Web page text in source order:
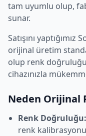
tam uyumlu olup,
sunar.
Satışını yaptığımız
orijinal üretim
olup renk doğruluğu
cihazınızla
Neden Orijinal
Renk Doğruluğu:
renk